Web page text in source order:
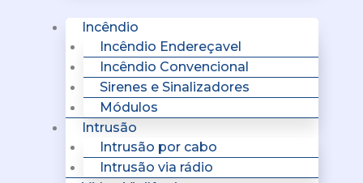
Incêndio
Incêndio Endereçavel
Incêndio Convencional
Sirenes e Sinalizadores
Módulos
Intrusão
Intrusão por cabo
Intrusão via rádio